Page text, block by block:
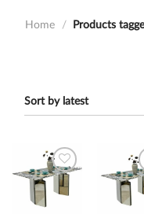
Home / Products
Thích